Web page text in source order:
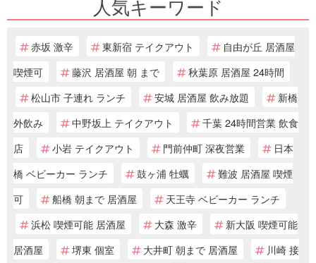
人気キーワード
赤坂 激辛 東新宿 テイクアウト
自由が丘 居酒屋
喫煙可
藤沢 居酒屋 朝 まで
秋葉原 居酒屋 24時間
松山市 子連れ ランチ
安城 居酒屋 飲み放題
新橋
外飲み
中野坂上 テイクアウト
千葉 24時間営業 飲食
店
小岩 テイクアウト 門前仲町 深夜営業
日本
橋 ベビーカー ランチ
鼓ヶ浦 牡蠣
難波 居酒屋 喫煙
可
船橋 朝まで 居酒屋
天王寺 ベビーカー ランチ
浜松 喫煙可能 居酒屋
大森 激辛
新大阪 喫煙可能
居酒屋
堺東 個室 大井町 朝まで 居酒屋
川崎 接